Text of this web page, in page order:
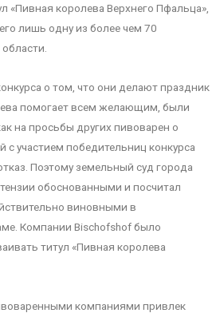
«Пивная королева Верхнего Пфальца»,
лишь одну из более чем 70
о том, что они делают праздник
помогает всем желающим, были
на просьбы других пивоварен о
участием победительниц конкурса
Поэтому земельный суд города
обоснованными и посчитал
виновными в
Компании Bischofshof было
титул «Пивная королева
компаниями привлек